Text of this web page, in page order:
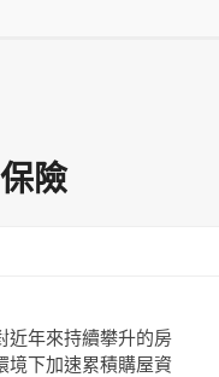
險
近年來持續攀升的房
境下加速累積購屋資